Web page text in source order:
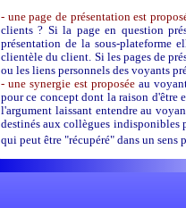
- une page de présentation est
clients ? Si la page en question
présentation de la sous-plateforme
clientèle du client. Si les pages de
ou les liens personnels des voyants
- une synergie est proposéeau
pour ce concept dont la raison d'être
l'argument laissant entendre au
destinés aux collègues indisponibles
qui peut être "récupéré" dans un sens